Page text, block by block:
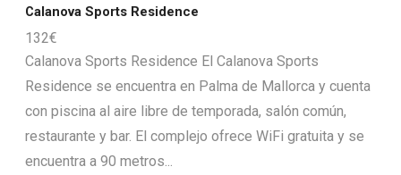
Calanova Sports Residence
132€
Calanova Sports Residence El Calanova Sports
Residence se encuentra en Palma de Mallorca y cuenta
con piscina al aire libre de temporada, salón común,
restaurante y bar. El complejo ofrece WiFi gratuita y se
encuentra a 90 metros...